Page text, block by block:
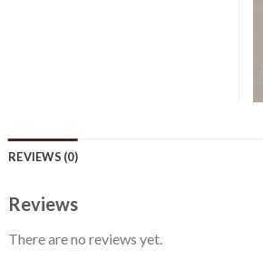
REVIEWS (0)
Reviews
There are no reviews yet.